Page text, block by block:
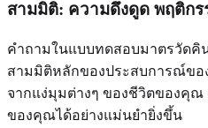
สามมิติ: ความดึงดูด พฤติก
คำถามในแบบทดสอบมาตรวัดคิ
สามมิติหลักของประสบการณ์ข
จากแง่มุมต่างๆ ของชีวิตของคุ
ของคุณได้อย่างแม่นยำยิ่งขึ้น